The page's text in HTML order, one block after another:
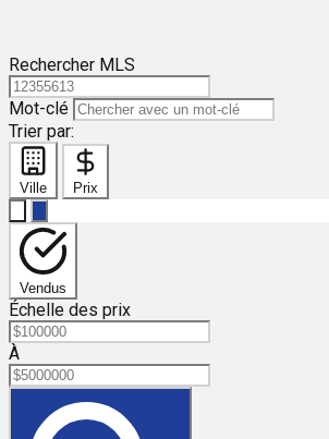
Rechercher MLS
Mot-clé
Trier par:
Ville Prix
Vendus
Échelle des prix
À